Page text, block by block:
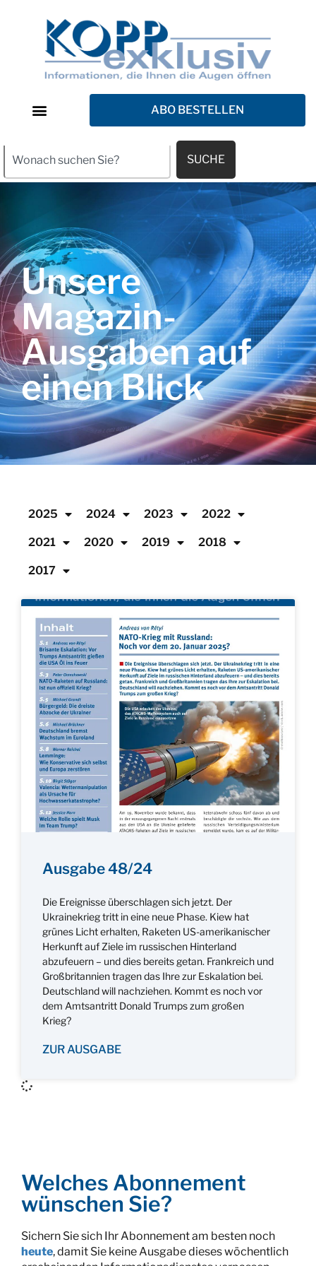
ABO BESTELLEN
SUCHE
Unsere
Magazin-
Ausgaben auf
einen Blick
2025 2024 2023 2022
2021 2020 2019 2018
2017
Ausgabe 48/24
Die Ereignisse überschlagen sich jetzt. Der
Ukrainekrieg tritt in eine neue Phase. Kiew hat
grünes Licht erhalten, Raketen US-amerikanischer
Herkunft auf Ziele im russischen Hinterland
abzufeuern – und dies bereits getan. Frankreich und
Großbritannien tragen das Ihre zur Eskalation bei.
Deutschland will nachziehen. Kommt es noch vor
dem Amtsantritt Donald Trumps zum großen
Krieg?
ZUR AUSGABE
Welches Abonnement
wünschen Sie?
Sichern Sie sich Ihr Abonnement am besten noch
heute, damit Sie keine Ausgabe dieses wöchentlich